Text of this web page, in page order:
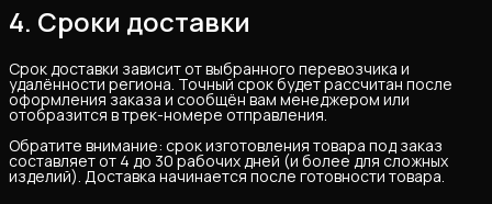
4. Сроки доставки
Срок доставки зависит от выбранного перевозчика и
удалённости региона. Точный срок будет рассчитан после
оформления заказа и сообщён вам менеджером или
отобразится в трек-номере отправления.
Обратите внимание: срок изготовления товара под заказ
составляет от 4 до 30 рабочих дней (и более для сложных
изделий). Доставка начинается после готовности товара.